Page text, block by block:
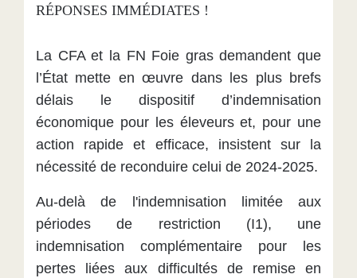
RÉPONSES IMMÉDIATES !
La CFA et la FN Foie gras demandent que
l’État mette en œuvre dans les plus brefs
délais le dispositif d’indemnisation
économique pour les éleveurs et, pour une
action rapide et efficace, insistent sur la
nécessité de reconduire celui de 2024-2025.
Au-delà de l'indemnisation limitée aux
périodes de restriction (I1), une
indemnisation complémentaire pour les
pertes liées aux difficultés de remise en